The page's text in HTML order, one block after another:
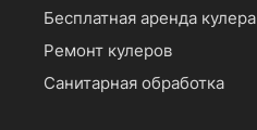
Бесплатная аренда кулера
Ремонт кулеров
Санитарная обработка